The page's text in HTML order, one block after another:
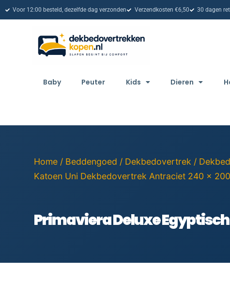
Voor 12:00 besteld, dezelfde dag verzonden Verzendkosten €6,50 30 dagen
Baby Peuter Kids Dieren
Home / Beddengoed / Dekbedovertrek /
Katoen Uni Dekbedovertrek Antraciet 240 x
Primaviera Deluxe